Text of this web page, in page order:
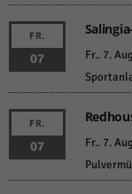
FR.
07
Fr.. 7.
FR.
07
Fr.. 7.